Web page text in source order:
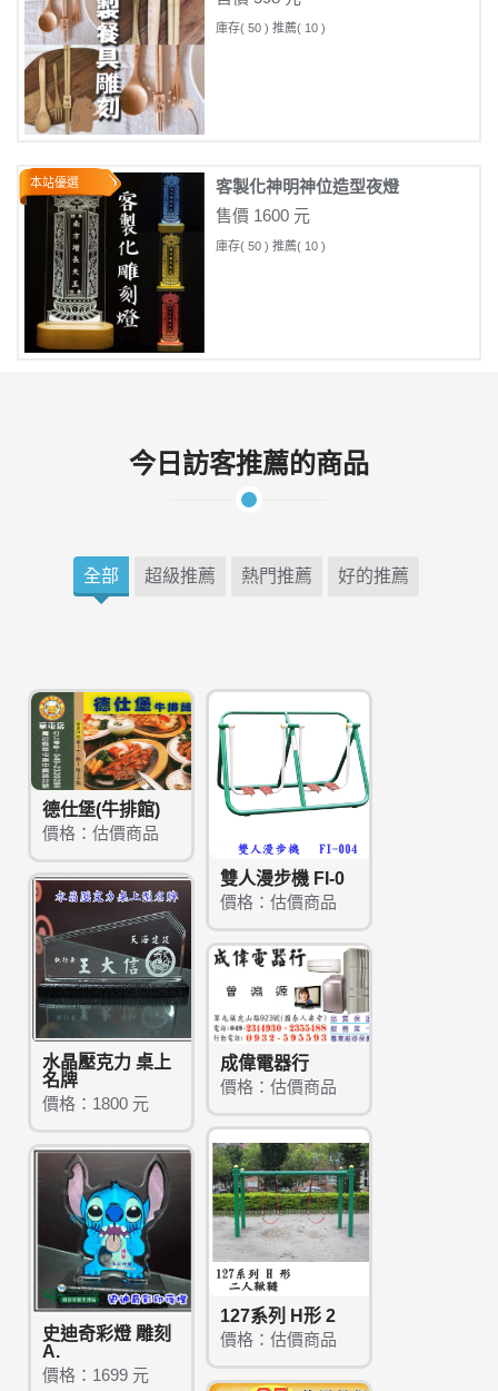
庫存( 50 ) 推薦( 10 )
本站優選
客製化神明神位造型夜燈
售價 1600 元
庫存( 50 ) 推薦( 10 )
今日訪客推薦的商品
全部 超級推薦 熱門推薦 好的推薦
德仕堡(牛排館)
價格：估價商品
雙人漫步機 FI-0
價格：估價商品
水晶壓克力 桌上
名牌
價格：1800 元
成偉電器行
價格：估價商品
127系列 H形 2
價格：估價商品
史迪奇彩燈 雕刻
A.
價格：1699 元